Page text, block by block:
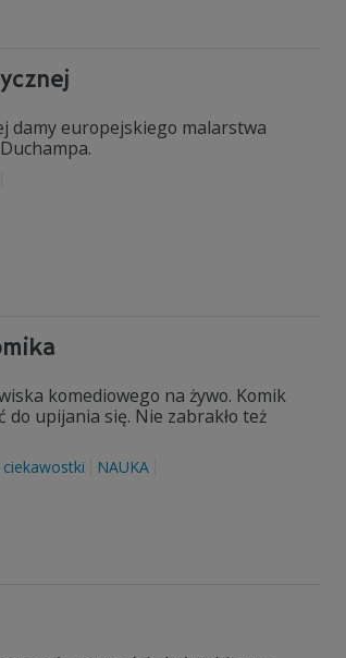
damy europejskiego malarstwa
komediowego na żywo. Komik
do upijania się. Nie zabrakło też
NAUKA